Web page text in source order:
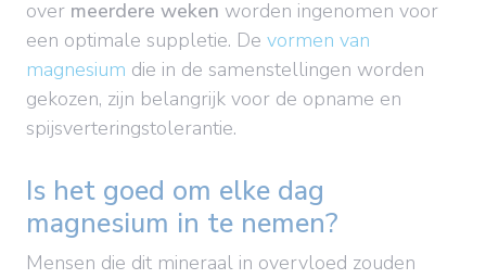
over meerdere weken worden ingenomen voor
een optimale suppletie. De vormen van
magnesium die in de samenstellingen worden
gekozen, zijn belangrijk voor de opname en
spijsverteringstolerantie.
Is het goed om elke dag
magnesium in te nemen?
Mensen die dit mineraal in overvloed zouden